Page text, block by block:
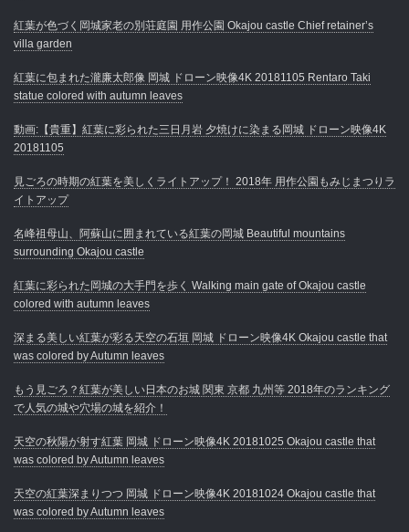
紅葉が色づく岡城家老の別荘庭園 用作公園 Okajou castle Chief retainer’s
villa garden
紅葉に包まれた瀧廉太郎像 岡城 ドローン映像4K 20181105 Rentaro Taki
statue colored with autumn leaves
動画:【貴重】紅葉に彩られた三日月岩 夕焼けに染まる岡城 ドローン映像4K
20181105
見ごろの時期の紅葉を美しくライトアップ！ 2018年 用作公園もみじまつりラ
イトアップ
名峰祖母山、阿蘇山に囲まれている紅葉の岡城 Beautiful mountains
surrounding Okajou castle
紅葉に彩られた岡城の大手門を歩く Walking main gate of Okajou castle
colored with autumn leaves
深まる美しい紅葉が彩る天空の石垣 岡城 ドローン映像4K Okajou castle that
was colored by Autumn leaves
もう見ごろ？紅葉が美しい日本のお城 関東 京都 九州等 2018年のランキング
で人気の城や穴場の城を紹介！
天空の秋陽が射す紅葉 岡城 ドローン映像4K 20181025 Okajou castle that
was colored by Autumn leaves
天空の紅葉深まりつつ 岡城 ドローン映像4K 20181024 Okajou castle that
was colored by Autumn leaves